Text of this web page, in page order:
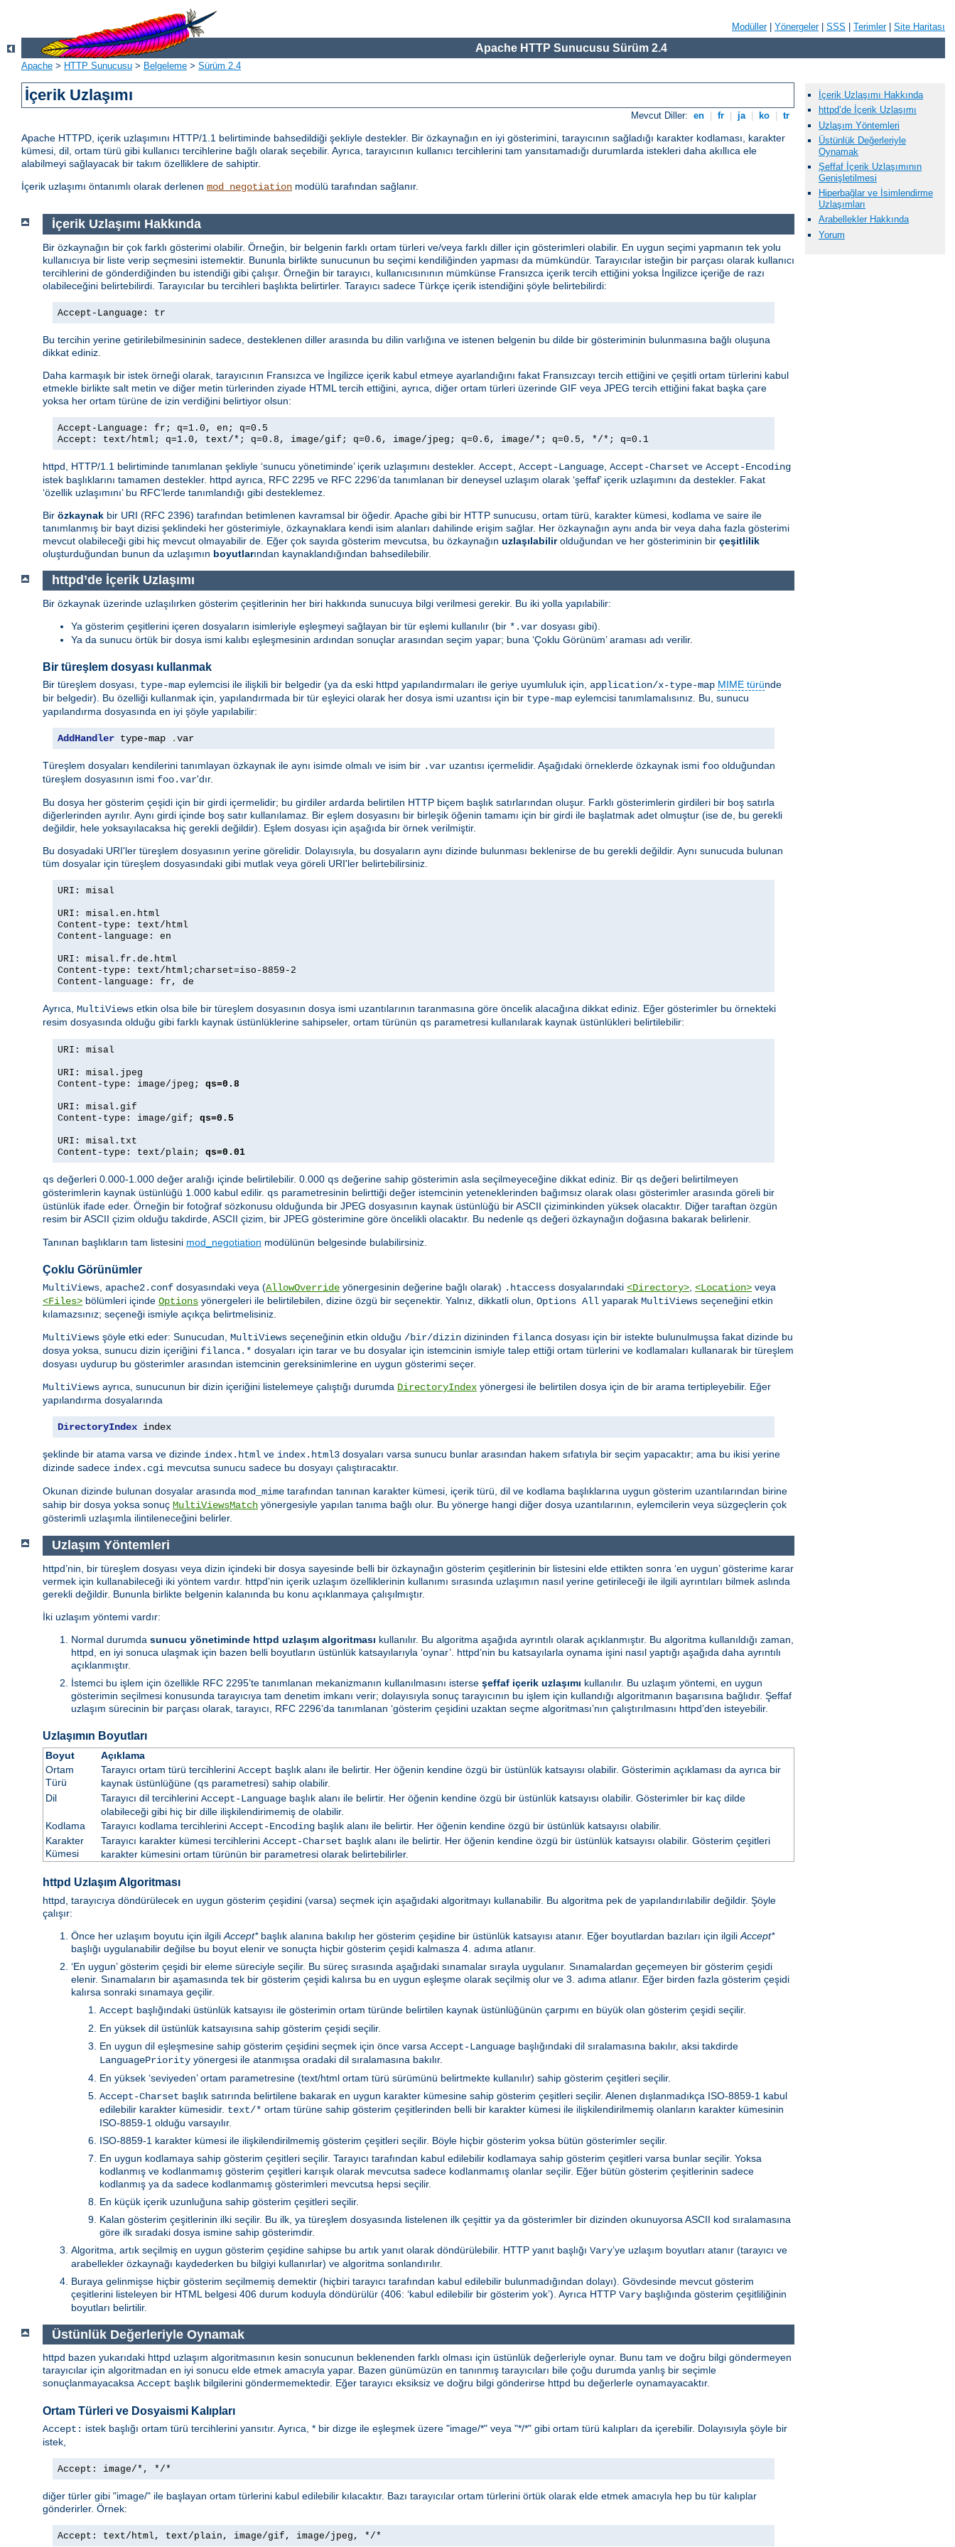
Modüller| Yönergeler| SSS Terimler| Site Haritası
Apache HTTP Sunucusu Sürüm 2.4
Apache > HTTP Sunucusu > Belgeleme > Sürüm 2.4
İçerik Uzlaşımı
Mevcut Diller: en fr ja ko tr
Apache HTTPD, içerik uzlaşımını HTTP/1.1 belirtiminde bahsedildiği şekliyle destekler. Bir özkaynağın en iyi gösterimini, tarayıcının sağladığı karakter kodlaması, karakter
kümesi, dil, ortam türü gibi kullanıcı tercihlerine bağlı olarak seçebilir. Ayrıca, tarayıcının kullanıcı tercihlerini tam yansıtamadığı durumlarda istekleri daha akıllıca ele
alabilmeyi sağlayacak bir takım özelliklere de sahiptir.
İçerik uzlaşımı öntanımlı olarak derlenen mod_negotiation modülü tarafından sağlanır.
İçerik Uzlaşımı Hakkında
httpd’de İçerik Uzlaşımı
Uzlaşım Yöntemleri
Üstünlük Değerleriyle
Oynamak
Şeffaf İçerik Uzlaşımının
Genişletilmesi
Hiperbağlar ve İsimlendirme
Uzlaşımları
Arabellekler Hakkında
Yorum
İçerik Uzlaşımı Hakkında
Bir özkaynağın bir çok farklı gösterimi olabilir. Örneğin, bir belgenin farklı ortam türleri ve/veya farklı diller için gösterimleri olabilir. En uygun seçimi yapmanın tek yolu
kullanıcıya bir liste verip seçmesini istemektir. Bununla birlikte sunucunun bu seçimi kendiliğinden yapması da mümkündür. Tarayıcılar isteğin bir parçası olarak kullanıcı
tercihlerini de gönderdiğinden bu istendiği gibi çalışır. Örneğin bir tarayıcı, kullanıcısınının mümkünse Fransızca içerik tercih ettiğini yoksa İngilizce içeriğe de razı
olabileceğini belirtebilirdi. Tarayıcılar bu tercihleri başlıkta belirtirler. Tarayıcı sadece Türkçe içerik istendiğini şöyle belirtebilirdi:
Accept-Language: tr
Bu tercihin yerine getirilebilmesininin sadece, desteklenen diller arasında bu dilin varlığına ve istenen belgenin bu dilde bir gösteriminin bulunmasına bağlı oluşuna
dikkat ediniz.
Daha karmaşık bir istek örneği olarak, tarayıcının Fransızca ve İngilizce içerik kabul etmeye ayarlandığını fakat Fransızcayı tercih ettiğini ve çeşitli ortam türlerini kabul
etmekle birlikte salt metin ve diğer metin türlerinden ziyade HTML tercih ettiğini, ayrıca, diğer ortam türleri üzerinde GIF veya JPEG tercih ettiğini fakat başka çare
yoksa her ortam türüne de izin verdiğini belirtiyor olsun:
Accept-Language: fr; q=1.0, en; q=0.5
Accept: text/html; q=1.0, text/*; q=0.8, image/gif; q=0.6, image/jpeg; q=0.6, image/*; q=0.5, */*; q=0.1
httpd, HTTP/1.1 belirtiminde tanımlanan şekliyle ‘sunucu yönetiminde’ içerik uzlaşımını destekler. Accept Accept-Language Accept-Charset ve Accept-Encoding
istek başlıklarını tamamen destekler. httpd ayrıca, RFC 2295 ve RFC 2296’da tanımlanan bir deneysel uzlaşım olarak ‘şeffaf’ içerik uzlaşımını da destekler. Fakat
‘özellik uzlaşımını’ bu RFC’lerde tanımlandığı gibi desteklemez.
Bir özkaynak bir URI (RFC 2396) tarafından betimlenen kavramsal bir öğedir. Apache gibi bir HTTP sunucusu, ortam türü, karakter kümesi, kodlama ve saire ile
tanımlanmış bir bayt dizisi şeklindeki her gösterimiyle, özkaynaklara kendi isim alanları dahilinde erişim sağlar. Her özkaynağın aynı anda bir veya daha fazla gösterimi
mevcut olabileceği gibi hiç mevcut olmayabilir de. Eğer çok sayıda gösterim mevcutsa, bu özkaynağın uzlaşılabilirolduğundan ve her gösteriminin bir çeşitlilik
oluşturduğundan bunun da uzlaşımın boyutlarından kaynaklandığından bahsedilebilir.
httpd’de İçerik Uzlaşımı
Bir özkaynak üzerinde uzlaşılırken gösterim çeşitlerinin her biri hakkında sunucuya bilgi verilmesi gerekir. Bu iki yolla yapılabilir:
Ya gösterim çeşitlerini içeren dosyaların isimleriyle eşleşmeyi sağlayan bir tür eşlemi kullanılır (bir *.var dosyası gibi).
Ya da sunucu örtük bir dosya ismi kalıbı eşleşmesinin ardından sonuçlar arasından seçim yapar; buna ‘Çoklu Görünüm’ araması adı verilir.
Bir türeşlem dosyası kullanmak
Bir türeşlem dosyası, type-map eylemcisi ile ilişkili bir belgedir (ya da eski httpd yapılandırmaları ile geriye uyumluluk için, application/x-type-map MIME türünde
bir belgedir). Bu özelliği kullanmak için, yapılandırmada bir tür eşleyici olarak her dosya ismi uzantısı için bir type-map eylemcisi tanımlamalısınız. Bu, sunucu
yapılandırma dosyasında en iyi şöyle yapılabilir:
AddHandler type-map .var
Türeşlem dosyaları kendilerini tanımlayan özkaynak ile aynı isimde olmalı ve isim bir .var uzantısı içermelidir. Aşağıdaki örneklerde özkaynak ismi foo olduğundan
türeşlem dosyasının ismi foo.var'dır.
Bu dosya her gösterim çeşidi için bir girdi içermelidir; bu girdiler ardarda belirtilen HTTP biçem başlık satırlarından oluşur. Farklı gösterimlerin girdileri bir boş satırla
diğerlerinden ayrılır. Aynı girdi içinde boş satır kullanılamaz. Bir eşlem dosyasını bir birleşik öğenin tamamı için bir girdi ile başlatmak adet olmuştur (ise de, bu gerekli
değildir, hele yoksayılacaksa hiç gerekli değildir). Eşlem dosyası için aşağıda bir örnek verilmiştir.
Bu dosyadaki URI'ler türeşlem dosyasının yerine görelidir. Dolayısıyla, bu dosyaların aynı dizinde bulunması beklenirse de bu gerekli değildir. Aynı sunucuda bulunan
tüm dosyalar için türeşlem dosyasındaki gibi mutlak veya göreli URI'ler belirtebilirsiniz.
URI: misal
URI: misal.en.html
Content-type: text/html
Content-language: en
URI: misal.fr.de.html
Content-type: text/html;charset=iso-8859-2
Content-language: fr, de
Ayrıca, MultiViews etkin olsa bile bir türeşlem dosyasının dosya ismi uzantılarının taranmasına göre öncelik alacağına dikkat ediniz. Eğer gösterimler bu örnekteki
resim dosyasında olduğu gibi farklı kaynak üstünlüklerine sahipseler, ortam türünün qs parametresi kullanılarak kaynak üstünlükleri belirtilebilir:
URI: misal
URI: misal.jpeg
Content-type: image/jpeg; qs=0.8
URI: misal.gif
Content-type: image/gif; qs=0.5
URI: misal.txt
Content-type: text/plain; qs=0.01
qs değerleri 0.000-1.000 değer aralığı içinde belirtilebilir. 0.000 qs değerine sahip gösterimin asla seçilmeyeceğine dikkat ediniz. Bir qs değeri belirtilmeyen
gösterimlerin kaynak üstünlüğü 1.000 kabul edilir. qs parametresinin belirttiği değer istemcinin yeteneklerinden bağımsız olarak olası gösterimler arasında göreli bir
üstünlük ifade eder. Örneğin bir fotoğraf sözkonusu olduğunda bir JPEG dosyasının kaynak üstünlüğü bir ASCII çiziminkinden yüksek olacaktır. Diğer taraftan özgün
resim bir ASCII çizim olduğu takdirde, ASCII çizim, bir JPEG gösterimine göre öncelikli olacaktır. Bu nedenle qs değeri özkaynağın doğasına bakarak belirlenir.
Tanınan başlıkların tam listesini mod_negotiation modülünün belgesinde bulabilirsiniz.
Çoklu Görünümler
MultiViews, apache2.conf dosyasındaki veya (AllowOverride yönergesinin değerine bağlı olarak) .htaccess dosyalarındaki <Directory>, <Location> veya
<Files> bölümleri içinde Options yönergeleri ile belirtilebilen, dizine özgü bir seçenektir. Yalnız, dikkatli olun, Options All yaparak MultiViews seçeneğini etkin
kılamazsınız; seçeneği ismiyle açıkça belirtmelisiniz.
MultiViews şöyle etki eder: Sunucudan, MultiViews seçeneğinin etkin olduğu /bir/dizin dizininden filanca dosyası için bir istekte bulunulmuşsa fakat dizinde bu
dosya yoksa, sunucu dizin içeriğini filanca.* dosyaları için tarar ve bu dosyalar için istemcinin ismiyle talep ettiği ortam türlerini ve kodlamaları kullanarak bir türeşlem
dosyası uydurup bu gösterimler arasından istemcinin gereksinimlerine en uygun gösterimi seçer.
MultiViews ayrıca, sunucunun bir dizin içeriğini listelemeye çalıştığı durumda DirectoryIndex yönergesi ile belirtilen dosya için de bir arama tertipleyebilir. Eğer
yapılandırma dosyalarında
DirectoryIndex index
şeklinde bir atama varsa ve dizinde index.html ve index.html3 dosyaları varsa sunucu bunlar arasından hakem sıfatıyla bir seçim yapacaktır; ama bu ikisi yerine
dizinde sadece index.cgi mevcutsa sunucu sadece bu dosyayı çalıştıracaktır.
Okunan dizinde bulunan dosyalar arasında mod_mime tarafından tanınan karakter kümesi, içerik türü, dil ve kodlama başlıklarına uygun gösterim uzantılarından birine
sahip bir dosya yoksa sonuç MultiViewsMatch yönergesiyle yapılan tanıma bağlı olur. Bu yönerge hangi diğer dosya uzantılarının, eylemcilerin veya süzgeçlerin çok
gösterimli uzlaşımla ilintileneceğini belirler.
Uzlaşım Yöntemleri
httpd’nin, bir türeşlem dosyası veya dizin içindeki bir dosya sayesinde belli bir özkaynağın gösterim çeşitlerinin bir listesini elde ettikten sonra ‘en uygun’ gösterime karar
vermek için kullanabileceği iki yöntem vardır. httpd’nin içerik uzlaşım özelliklerinin kullanımı sırasında uzlaşımın nasıl yerine getirileceği ile ilgili ayrıntıları bilmek aslında
gerekli değildir. Bununla birlikte belgenin kalanında bu konu açıklanmaya çalışılmıştır.
İki uzlaşım yöntemi vardır:
Normal durumda sunucu yönetiminde httpd uzlaşım algoritması kullanılır. Bu algoritma aşağıda ayrıntılı olarak açıklanmıştır. Bu algoritma kullanıldığı zaman,
httpd, en iyi sonuca ulaşmak için bazen belli boyutların üstünlük katsayılarıyla ‘oynar’. httpd’nin bu katsayılarla oynama işini nasıl yaptığı aşağıda daha ayrıntılı
açıklanmıştır.
İstemci bu işlem için özellikle RFC 2295’te tanımlanan mekanizmanın kullanılmasını isterse şeffaf içerik uzlaşımı kullanılır. Bu uzlaşım yöntemi, en uygun
gösterimin seçilmesi konusunda tarayıcıya tam denetim imkanı verir; dolayısıyla sonuç tarayıcının bu işlem için kullandığı algoritmanın başarısına bağlıdır. Şeffaf
uzlaşım sürecinin bir parçası olarak, tarayıcı, RFC 2296’da tanımlanan ‘gösterim çeşidini uzaktan seçme algoritması’nın çalıştırılmasını httpd’den isteyebilir.
Uzlaşımın Boyutları
Boyut
Açıklama
Ortam
Türü
Tarayıcı ortam türü tercihlerini Accept başlık alanı ile belirtir. Her öğenin kendine özgü bir üstünlük katsayısı olabilir. Gösterimin açıklaması da ayrıca bir
kaynak üstünlüğüne (qsparametresi) sahip olabilir.
Dil
Tarayıcı dil tercihlerini Accept-Languagebaşlık alanı ile belirtir. Her öğenin kendine özgü bir üstünlük katsayısı olabilir. Gösterimler bir kaç dilde
olabileceği gibi hiç bir dille ilişkilendirimemiş de olabilir.
Kodlama
Tarayıcı kodlama tercihlerini Accept-Encodingbaşlık alanı ile belirtir. Her öğenin kendine özgü bir üstünlük katsayısı olabilir.
Karakter
Kümesi
Tarayıcı karakter kümesi tercihlerini Accept-Charset başlık alanı ile belirtir. Her öğenin kendine özgü bir üstünlük katsayısı olabilir. Gösterim çeşitleri
karakter kümesini ortam türünün bir parametresi olarak belirtebilirler.
httpd Uzlaşım Algoritması
httpd, tarayıcıya döndürülecek en uygun gösterim çeşidini (varsa) seçmek için aşağıdaki algoritmayı kullanabilir. Bu algoritma pek de yapılandırılabilir değildir. Şöyle
çalışır:
Önce her uzlaşım boyutu için ilgili Accept*başlık alanına bakılıp her gösterim çeşidine bir üstünlük katsayısı atanır. Eğer boyutlardan bazıları için ilgili Accept*
başlığı uygulanabilir değilse bu boyut elenir ve sonuçta hiçbir gösterim çeşidi kalmasza 4. adıma atlanır.
‘En uygun’ gösterim çeşidi bir eleme süreciyle seçilir. Bu süreç sırasında aşağıdaki sınamalar sırayla uygulanır. Sınamalardan geçemeyen bir gösterim çeşidi
elenir. Sınamaların bir aşamasında tek bir gösterim çeşidi kalırsa bu en uygun eşleşme olarak seçilmiş olur ve 3. adıma atlanır. Eğer birden fazla gösterim çeşidi
kalırsa sonraki sınamaya geçilir.
Accept başlığındaki üstünlük katsayısı ile gösterimin ortam türünde belirtilen kaynak üstünlüğünün çarpımı en büyük olan gösterim çeşidi seçilir.
En yüksek dil üstünlük katsayısına sahip gösterim çeşidi seçilir.
En uygun dil eşleşmesine sahip gösterim çeşidini seçmek için önce varsa Accept-Language başlığındaki dil sıralamasına bakılır, aksi takdirde
LanguagePriority yönergesi ile atanmışsa oradaki dil sıralamasına bakılır.
En yüksek ‘seviyeden’ ortam parametresine (text/html ortam türü sürümünü belirtmekte kullanılır) sahip gösterim çeşitleri seçilir.
Accept-Charset başlık satırında belirtilene bakarak en uygun karakter kümesine sahip gösterim çeşitleri seçilir. Alenen dışlanmadıkça ISO-8859-1 kabul
edilebilir karakter kümesidir. text/* ortam türüne sahip gösterim çeşitlerinden belli bir karakter kümesi ile ilişkilendirilmemiş olanların karakter kümesinin
ISO-8859-1 olduğu varsayılır.
ISO-8859-1 karakter kümesi ile ilişkilendirilmemiş gösterim çeşitleri seçilir. Böyle hiçbir gösterim yoksa bütün gösterimler seçilir.
En uygun kodlamaya sahip gösterim çeşitleri seçilir. Tarayıcı tarafından kabul edilebilir kodlamaya sahip gösterim çeşitleri varsa bunlar seçilir. Yoksa
kodlanmış ve kodlanmamış gösterim çeşitleri karışık olarak mevcutsa sadece kodlanmamış olanlar seçilir. Eğer bütün gösterim çeşitlerinin sadece
kodlanmış ya da sadece kodlanmamış gösterimleri mevcutsa hepsi seçilir.
En küçük içerik uzunluğuna sahip gösterim çeşitleri seçilir.
Kalan gösterim çeşitlerinin ilki seçilir. Bu ilk, ya türeşlem dosyasında listelenen ilk çeşittir ya da gösterimler bir dizinden okunuyorsa ASCII kod sıralamasına
göre ilk sıradaki dosya ismine sahip gösterimdir.
Algoritma, artık seçilmiş en uygun gösterim çeşidine sahipse bu artık yanıt olarak döndürülebilir. HTTP yanıt başlığı Vary’ye uzlaşım boyutları atanır (tarayıcı ve
arabellekler özkaynağı kaydederken bu bilgiyi kullanırlar) ve algoritma sonlandırılır.
Buraya gelinmişse hiçbir gösterim seçilmemiş demektir (hiçbiri tarayıcı tarafından kabul edilebilir bulunmadığından dolayı). Gövdesinde mevcut gösterim
çeşitlerini listeleyen bir HTML belgesi 406 durum koduyla döndürülür (406: ‘kabul edilebilir bir gösterim yok’). Ayrıca HTTP Vary başlığında gösterim çeşitliliğinin
boyutları belirtilir.
Üstünlük Değerleriyle Oynamak
httpd bazen yukarıdaki httpd uzlaşım algoritmasının kesin sonucunun beklenenden farklı olması için üstünlük değerleriyle oynar. Bunu tam ve doğru bilgi göndermeyen
tarayıcılar için algoritmadan en iyi sonucu elde etmek amacıyla yapar. Bazen günümüzün en tanınmış tarayıcıları bile çoğu durumda yanlış bir seçimle
sonuçlanmayacaksa Accept başlık bilgilerini göndermemektedir. Eğer tarayıcı eksiksiz ve doğru bilgi gönderirse httpd bu değerlerle oynamayacaktır.
Ortam Türleri ve Dosyaismi Kalıpları
Accept: istek başlığı ortam türü tercihlerini yansıtır. Ayrıca, * bir dizge ile eşleşmek üzere "image/*" veya "*/*" gibi ortam türü kalıpları da içerebilir. Dolayısıyla şöyle bir
istek,
Accept: image/*, */*
diğer türler gibi "image/" ile başlayan ortam türlerini kabul edilebilir kılacaktır. Bazı tarayıcılar ortam türlerini örtük olarak elde etmek amacıyla hep bu tür kalıplar
gönderirler. Örnek:
Accept: text/html, text/plain, image/gif, image/jpeg, */*